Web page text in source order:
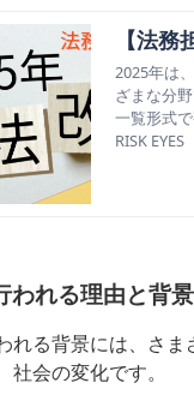
【法
2025年は
ざまな分
一覧形式
RISK EYES
われる理由と背景
れる背景には、さま
社会の変化です。